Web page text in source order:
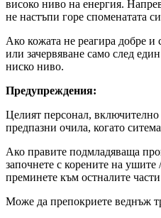
високо ниво на енергия.
не настъпи горе споменатата
Ако кожата не реагира добре и
или зачервяване само след
ниско ниво.
Предупреждения:
Целият персонал, включително
предпазни очила, когато
Ако правите подмладяваща
започнете с корените на
преминете към остналите
Може да препокриете веднъж